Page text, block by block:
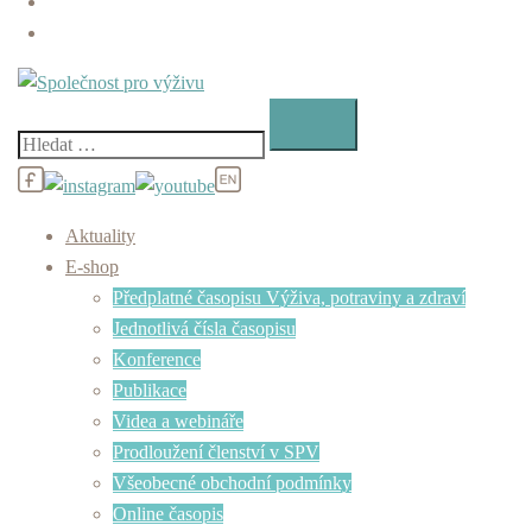
Skip
content
Vyhledávání
Aktuality
E-shop
Předplatné časopisu Výživa, potraviny a zdraví
Jednotlivá čísla časopisu
Konference
Publikace
Videa a webináře
Prodloužení členství v SPV
Všeobecné obchodní podmínky
Online časopis